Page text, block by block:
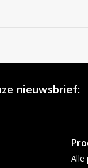
nieuwsbrief:
Alle